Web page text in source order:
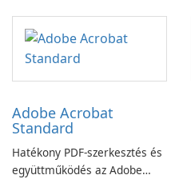
Adobe Acrobat
Standard
Hatékony PDF-szerkesztés és
együttműködés az Adobe